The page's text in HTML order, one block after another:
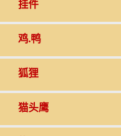
挂件
鸡.鸭
狐狸
猫头鹰